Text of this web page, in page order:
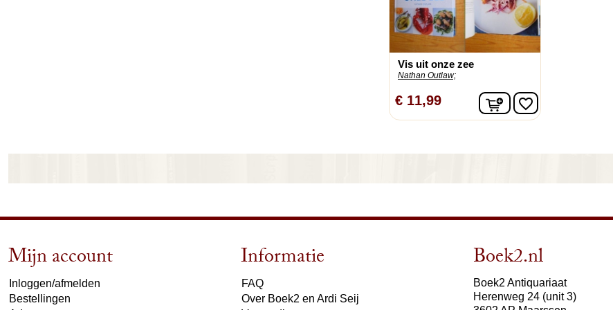
Vis uit onze zee
Nathan Outlaw;
€ 11,99 In winkelwagen
favorite_border
Mijn account
Inloggen/afmelden
Bestellingen
Informatie
FAQ
Over Boek2 en Ardi Seij
Boek2.nl
Boek2 Antiquariaat
Herenweg 24 (unit 3)